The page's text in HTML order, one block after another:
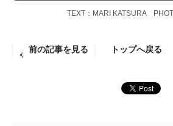
TEXT：MARI KATSURA
前の記事を見る トップへ戻る